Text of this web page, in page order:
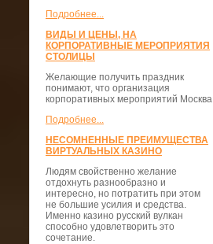
Подробнее...
ВИДЫ И ЦЕНЫ, НА
КОРПОРАТИВНЫЕ МЕРОПРИЯТИЯ
СТОЛИЦЫ
Желающие получить праздник
понимают, что организация
корпоративных мероприятий Москва
Подробнее...
НЕСОМНЕННЫЕ ПРЕИМУЩЕСТВА
ВИРТУАЛЬНЫХ КАЗИНО
Людям свойственно желание
отдохнуть разнообразно и
интересно, но потратить при этом
не большие усилия и средства.
Именно казино русский вулкан
способно удовлетворить это
сочетание.